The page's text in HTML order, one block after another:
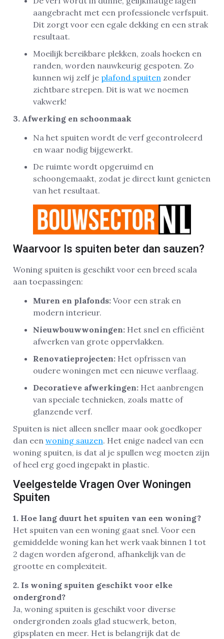
aangebracht met een professionele verfspuit.
Dit zorgt voor een egale dekking en een strak
resultaat.
Moeilijk bereikbare plekken, zoals hoeken en
randen, worden nauwkeurig gespoten. Zo
kunnen wij zelf je plafond spuiten zonder
zichtbare strepen. Dit is wat we noemen
vakwerk!
3. Afwerking en schoonmaak
Na het spuiten wordt de verf gecontroleerd
en waar nodig bijgewerkt.
De ruimte wordt opgeruimd en
schoongemaakt, zodat je direct kunt genieten
van het resultaat.
Waarvoor Is spuiten beter dan sauzen?
Woning spuiten is geschikt voor een breed scala
aan toepassingen:
Muren en plafonds: Voor een strak en
modern interieur.
Nieuwbouwwoningen: Het snel en efficiënt
afwerken van grote oppervlakken.
Renovatieprojecten: Het opfrissen van
oudere woningen met een nieuwe verflaag.
Decoratieve afwerkingen: Het aanbrengen
van speciale technieken, zoals matte of
glanzende verf.
Spuiten is niet alleen sneller maar ook goedkoper
dan een woning sauzen. Het enige nadeel van een
woning spuiten, is dat al je spullen weg moeten zijn
of heel erg goed ingepakt in plastic.
Veelgestelde Vragen Over Woningen
Spuiten
1. Hoe lang duurt het spuiten van een woning?
Het spuiten van een woning gaat snel. Voor een
gemiddelde woning kan het werk vaak binnen 1 tot
2 dagen worden afgerond, afhankelijk van de
grootte en complexiteit.
2. Is woning spuiten geschikt voor elke
ondergrond?
Ja, woning spuiten is geschikt voor diverse
ondergronden zoals glad stucwerk, beton,
gipsplaten en meer. Het is belangrijk dat de